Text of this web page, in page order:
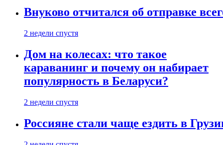
Внуково отчитался об отправке
2 недели спустя
Дом на колесах: что такое
караванинг и почему он набирает
популярность в Беларуси?
2 недели спустя
Россияне стали чаще ездить в